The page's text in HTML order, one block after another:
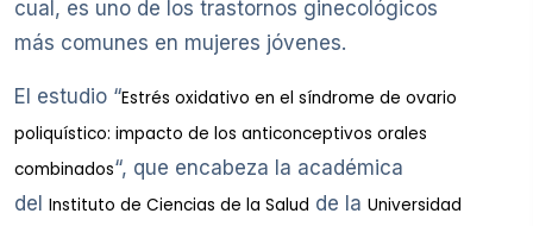
cual, es uno de los trastornos ginecológicos
más comunes en mujeres jóvenes.
El estudio “Estrés oxidativo en el síndrome de ovario
poliquístico: impacto de los anticonceptivos orales
combinados“, que encabeza la académica
del Instituto de Ciencias de la Salud de la Universidad